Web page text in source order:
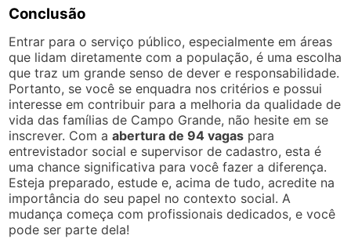
Conclusão
Entrar para o serviço público, especialmente em áreas
que lidam diretamente com a população, é uma escolha
que traz um grande senso de dever e responsabilidade.
Portanto, se você se enquadra nos critérios e possui
interesse em contribuir para a melhoria da qualidade de
vida das famílias de Campo Grande, não hesite em se
inscrever. Com aabertura de 94 vagas para
entrevistador social e supervisor de cadastro, esta é
uma chance significativa para você fazer a diferença.
Esteja preparado, estude e, acima de tudo, acredite na
importância do seu papel no contexto social. A
mudança começa com profissionais dedicados, e você
pode ser parte dela!